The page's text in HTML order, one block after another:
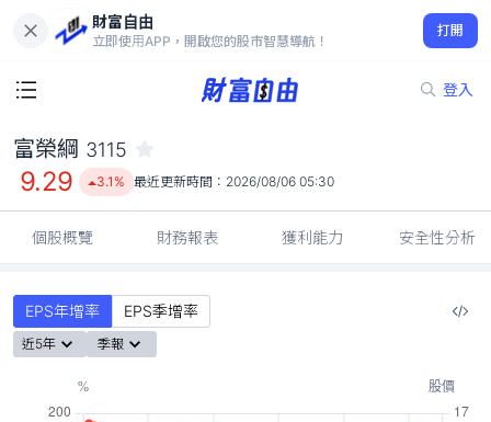
財富自由
立即使用APP，開啟您的股市智慧導航！
打開
登入
9.29
3.1%
富榮綱 3115
9.29 3.1% 最近更新時間： 2026/08/06 05:30
個股概覽 財務報表 獲利能力 安全性分析
EPS年增率 EPS季增率
近5年 季報